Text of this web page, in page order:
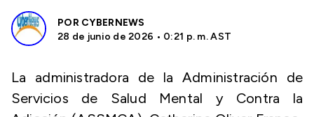
POR CYBERNEWS
28 de junio de 2026 • 0:21 p. m. AST
La administradora de la Administración de
Servicios de Salud Mental y Contra la